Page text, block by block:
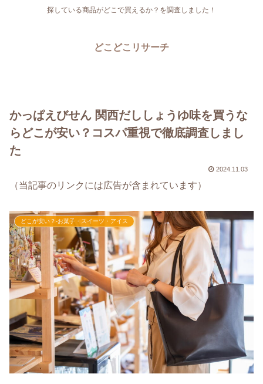
探している商品がどこで買えるか？を調査しました！
どこどこリサーチ
かっぱえびせん 関西だししょうゆ味を買うな
らどこが安い？コスパ重視で徹底調査しまし
た
2024.11.03
（当記事のリンクには広告が含まれています）
どこが安い？-お菓子・スイーツ・アイス